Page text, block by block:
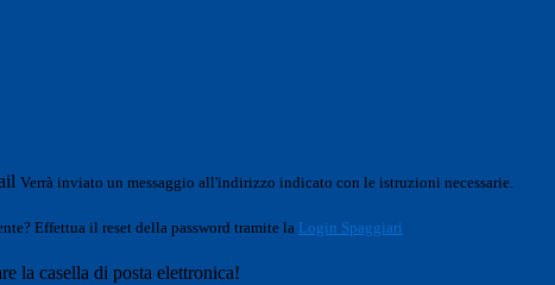
Verrà inviato un messaggio all'indirizzo indicato con le istruzioni necessarie.
Effettua il reset della password tramite la Login Spaggiari
la casella di posta elettronica!